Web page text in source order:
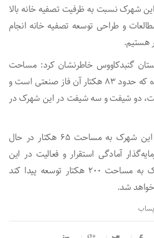
شهرک نسبت به ظرفیت تصفیه خانه بالا
و طراحی توسعه تصفیه خانه انجام
هستیم.
گنبدکاووس خاطرنشان کرد: مساحت
فعلی این شهرک ۱۰۰ هکتار بوده که حدود ۸۳ هکتار آن فاز صنعتی است و
دو شیفت و سه شیفت در این شهرک در
وی ادامه داد: در حال حاضر این شهرک به مساحت ۶۵ هکتار در حال
بوده و بیش از ۵۰ سرمایه‌گذار آمادگی استقرار و فعالیت در این
شهرک را دارند، اگر این شهرک به مساحت ۲۰۰ هکتار توسعه پیدا کند
شد.